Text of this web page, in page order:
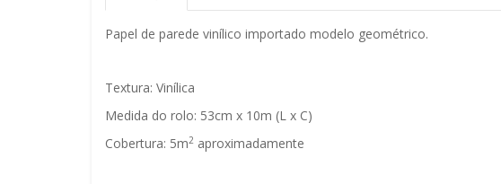
Papel de parede vinílico importado modelo geométrico.
Textura: Vinílica
Medida do rolo: 53cm x 10m (L x C)
Cobertura: 5m2 aproximadamente